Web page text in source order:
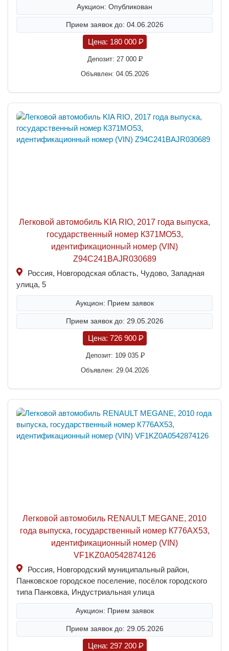
Аукцион: Опубликован
Прием заявок до: 04.06.2026
Цена: 180 000 P
Депозит: 27 000P
Объявлен: 04.05.2026
Легковой автомобиль KIA RIO, 2017 года выпуска,
государственный номер К371МО53,
идентификационный номер (VIN)
Z94C241BAJR030689
Россия, Новгородская область, Чудово, Западная
улица, 5
Аукцион: Прием заявок
Прием заявок до: 29.05.2026
Цена: 726 900 P
Депозит: 109 035 P
Объявлен: 29.04.2026
Легковой автомобиль RENAULT МЕGАNЕ, 2010
года выпуска, государственный номер К776АХ53,
идентификационный номер (VIN)
VF1KZ0A0542874126
Россия, Новгородский муниципальный район,
Панковское городское поселение, посёлок городского
типа Панковка, Индустриальная улица
Аукцион: Прием заявок
Прием заявок до: 29.05.2026
Цена: 297 200 P